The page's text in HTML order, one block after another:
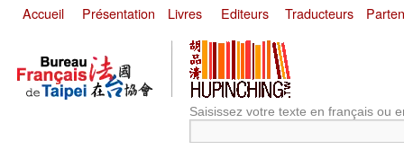
Accueil Présentation Livres Editeurs Traducteurs
Saisissez votre texte en français ou